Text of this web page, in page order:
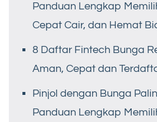
Panduan Lengkap
Cepat Cair, dan Hemat
8 Daftar Fintech Bunga
Aman, Cepat dan
Pinjol dengan Bunga
Panduan Lengkap